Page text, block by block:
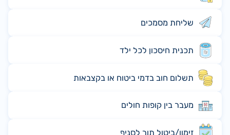
שליחת מסמכים
תכנית חיסכון לכל ילד
תשלום חוב בדמי ביטוח או בקצבאות
מעבר בין קופות חולים
זימון/ביטול תור לסניף